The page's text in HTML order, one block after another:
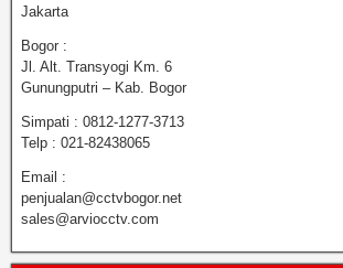
Jakarta
Bogor :
Jl. Alt. Transyogi Km. 6
Gunungputri – Kab. Bogor
Simpati : 0812-1277-3713
Telp : 021-82438065
Email :
penjualan@cctvbogor.net
sales@arviocctv.com